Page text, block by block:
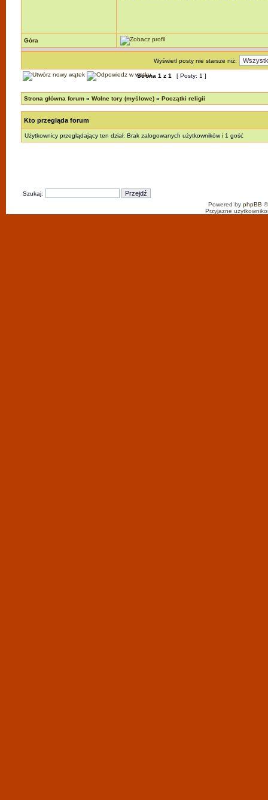
Góra
Wyświetl posty nie starsze niż:
Strona 1 z 1 [ Posty: 1 ]
Strona główna forum » Wolne tory (myślowe) » Początki religii
Kto przegląda forum
Użytkownicy przeglądający ten dział: Brak zalogowanych użytkowników i 1 gość
Szukaj:
Powered by phpBB
Przyjazne